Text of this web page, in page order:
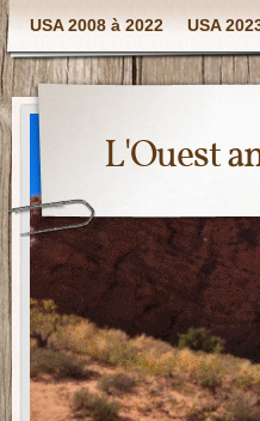
USA 2008 à 2022 USA
L'Ouest